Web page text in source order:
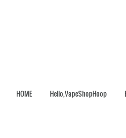
HOME Hello,VapeShopHoop